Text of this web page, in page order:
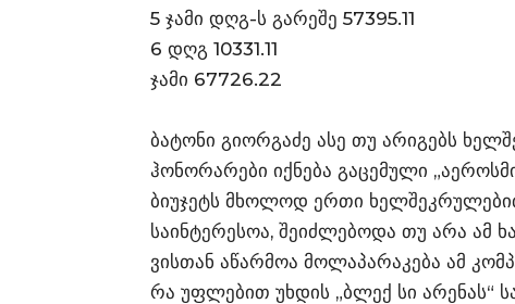
5 ჯამი დღგ-ს გარეშე 57395.11
6 დღგ 10331.11
ჯამი 67726.22
ბატონი გიორგაძე ასე თუ არიგებს
ჰონორარები იქნება გაცემული
ბიუჯეტს მხოლოდ ერთი
საინტერესოა, შეიძლებოდა თუ არა ამ
ვისთან აწარმოა მოლაპარაკება ამ
რა უფლებით უხდის „ბლექ სი არენას“